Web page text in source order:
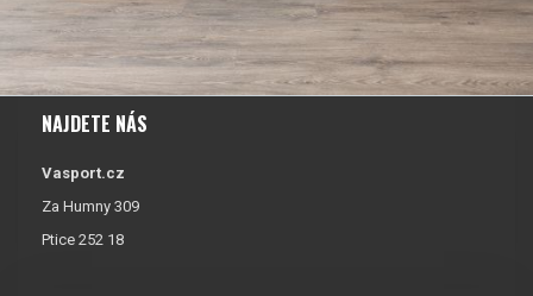
NAJDETE NÁS
Vasport.cz
Za Humny 309
Ptice 252 18